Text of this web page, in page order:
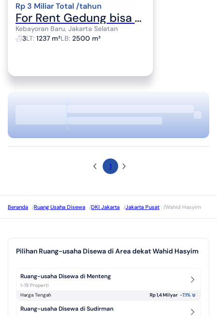
Rp 3 Miliar Total /tahun
For Rent Gedung bisa Kantor atau Klinik atau Ruang Usaha atau Multifungsi Area Komersial Lokasi Strategis Dekat MRT dan Senopati Area Kebayoran Baru Jakarta Selatan
Kebayoran Baru, Jakarta Selatan
3LT: 1237 m²LB: 2500 m²
1
Beranda /Ruang Usaha Disewa /DKI Jakarta /Jakarta Pusat /Wahid Hasyim
Pilihan Ruang-usaha Disewa di Area dekat Wahid Hasyim
Ruang-usaha Disewa di Menteng
1-19 Properti
Harga Tengah
Rp 1,4 Milyar -7.1%
Ruang-usaha Disewa di Sudirman